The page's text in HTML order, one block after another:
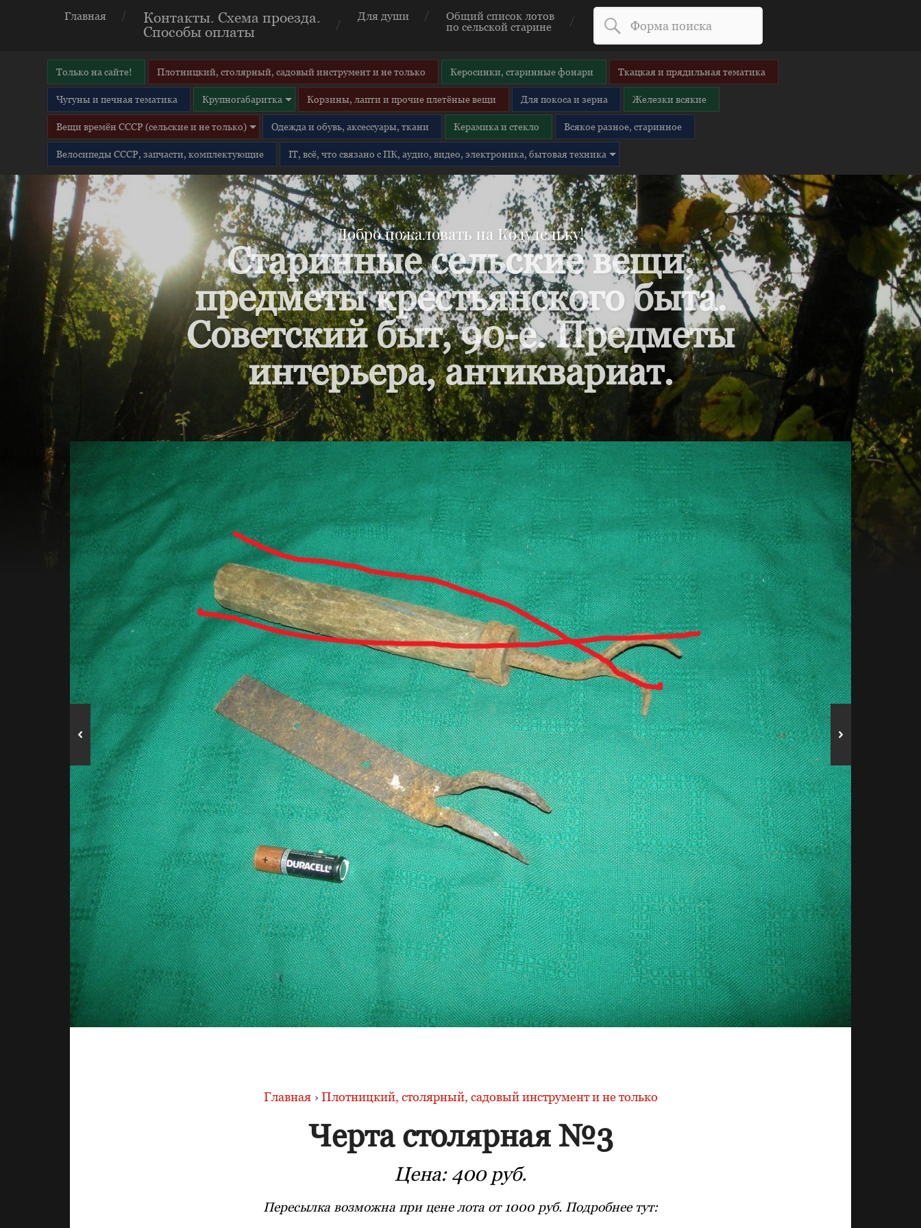
Главная
Контакты. Схема проезда.
Способы оплаты
Для души
Общий список лотов
по сельской старине
Только на сайте! Плотницкий, столярный, садовый инструмент и не только Керосинки, старинные фонари Ткацкая и прядильная тематика
Чугуны и печная тематика Крупногабаритка Корзины, лапти и прочие плетёные вещи Для покоса и зерна Железки всякие
Вещи времён СССР (сельские и не только) Одежда и обувь, аксессуары, ткани Керамика и стекло Всякое разное, старинное
Велосипеды СССР, запчасти, комплектующие IT, всё, что связано с ПК, аудио, видео, электроника, бытовая техника
Добро пожаловать на Кодудельку!
Старинные сельские вещи,
предметы крестьянского быта.
Советский быт, 90-е. Предметы
интерьера, антиквариат.
Главная › Плотницкий, столярный, садовый инструмент и не только
Черта столярная №3
Цена: 400 руб.
Пересылка возможна при цене лота от 1000 руб. Подробнее тут: